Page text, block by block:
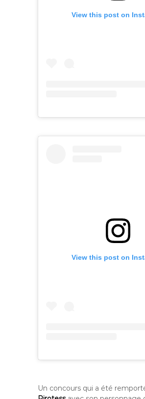
View this post on
View this post on
Un concours qui a été